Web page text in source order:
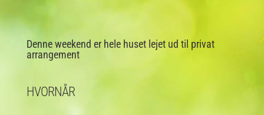
Denne weekend er hele huset lejet ud til privat
arrangement
HVORNÅR